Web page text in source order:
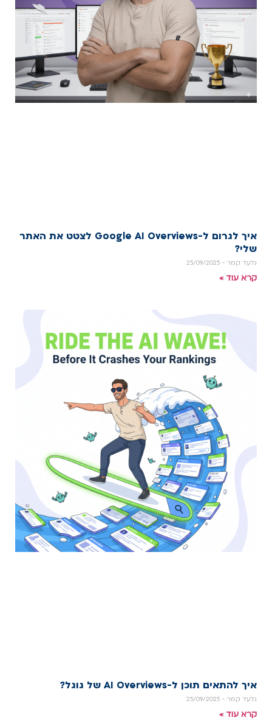
איך לגרום ל-Google AI Overviews לצטט את האתר
שלי?
גלעד קמר
קרא עוד »
איך להתאים תוכן ל-AI Overviews של גוגל?
גלעד קמר
קרא עוד »